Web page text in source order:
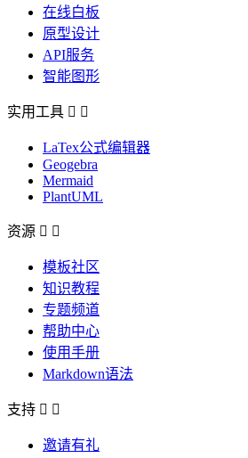
在线白板
原型设计
API服务
智能图形
实用工具  
LaTex公式编辑器
Geogebra
Mermaid
PlantUML
资源  
模板社区
知识教程
专题频道
帮助中心
使用手册
Markdown语法
支持  
邀请有礼